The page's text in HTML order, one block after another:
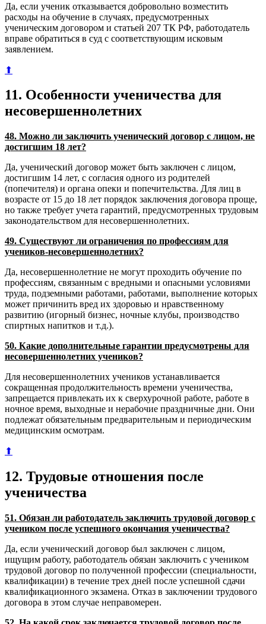
Да, если ученик отказывается добровольно возместить
расходы на обучение в случаях, предусмотренных
ученическим договором и статьей 207 ТК РФ, работодатель
вправе обратиться в суд с соответствующим исковым
заявлением.
⬆
11. Особенности ученичества для
несовершеннолетних
48. Можно ли заключить ученический договор с лицом, не
достигшим 18 лет?
Да, ученический договор может быть заключен с лицом,
достигшим 14 лет, с согласия одного из родителей
(попечителя) и органа опеки и попечительства. Для лиц в
возрасте от 15 до 18 лет порядок заключения договора проще,
но также требует учета гарантий, предусмотренных трудовым
законодательством для несовершеннолетних.
49. Существуют ли ограничения по профессиям для
учеников-несовершеннолетних?
Да, несовершеннолетние не могут проходить обучение по
профессиям, связанным с вредными и опасными условиями
труда, подземными работами, работами, выполнение которых
может причинить вред их здоровью и нравственному
развитию (игорный бизнес, ночные клубы, производство
спиртных напитков и т.д.).
50. Какие дополнительные гарантии предусмотрены для
несовершеннолетних учеников?
Для несовершеннолетних учеников устанавливается
сокращенная продолжительность времени ученичества,
запрещается привлекать их к сверхурочной работе, работе в
ночное время, выходные и нерабочие праздничные дни. Они
подлежат обязательным предварительным и периодическим
медицинским осмотрам.
⬆
12. Трудовые отношения после
ученичества
51. Обязан ли работодатель заключить трудовой договор с
учеником после успешного окончания ученичества?
Да, если ученический договор был заключен с лицом,
ищущим работу, работодатель обязан заключить с учеником
трудовой договор по полученной профессии (специальности,
квалификации) в течение трех дней после успешной сдачи
квалификационного экзамена. Отказ в заключении трудового
договора в этом случае неправомерен.